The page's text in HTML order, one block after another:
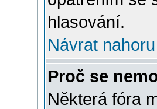
hlasování.
Návrat nahoru
Proč se
Některá fóra